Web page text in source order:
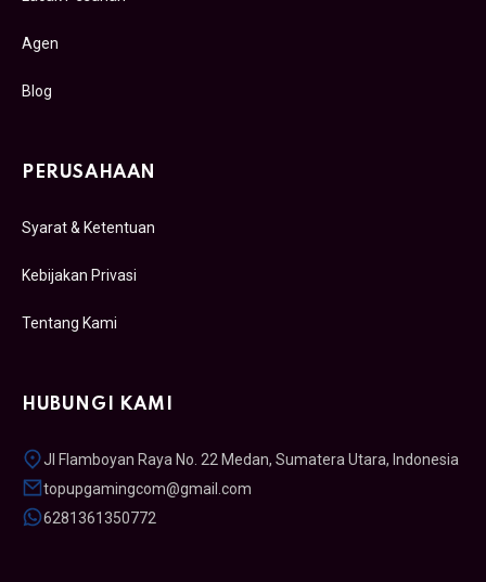
Agen
Blog
PERUSAHAAN
Syarat & Ketentuan
Kebijakan Privasi
Tentang Kami
HUBUNGI KAMI
Jl Flamboyan Raya No. 22 Medan, Sumatera Utara, Indonesia
topupgamingcom@gmail.com
6281361350772